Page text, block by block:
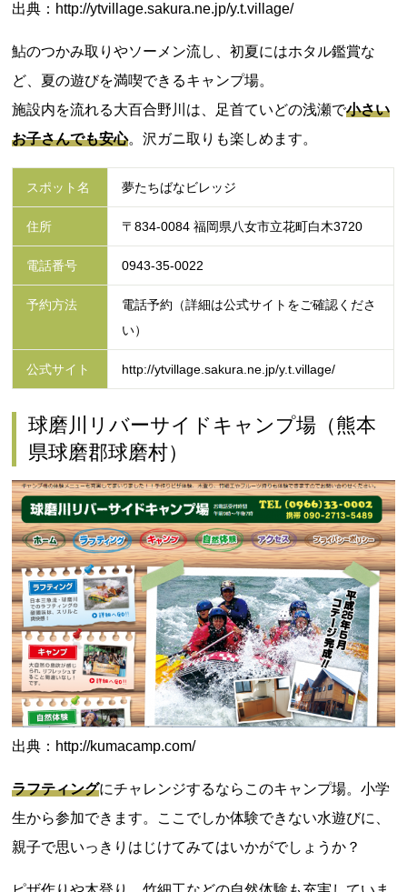
出典：http://ytvillage.sakura.ne.jp/y.t.village/
鮎のつかみ取りやソーメン流し、初夏にはホタル鑑賞な
ど、夏の遊びを満喫できるキャンプ場。
施設内を流れる大百合野川は、足首ていどの浅瀬で小さい
お子さんでも安心。沢ガニ取りも楽しめます。
スポット名 夢たちばなビレッジ
住所 〒834-0084 福岡県八女市立花町白木3720
電話番号 0943-35-0022
予約方法
電話予約（詳細は公式サイトをご確認くださ
い）
公式サイト http://ytvillage.sakura.ne.jp/y.t.village/
球磨川リバーサイドキャンプ場（熊本
県球磨郡球磨村）
出典：http://kumacamp.com/
ラフティングにチャレンジするならこのキャンプ場。小学
生から参加できます。ここでしか体験できない水遊びに、
親子で思いっきりはじけてみてはいかがでしょうか？